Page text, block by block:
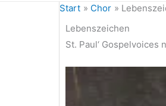
Start Chor
Lebenszeichen
St. Paul‘ Gospelvoices